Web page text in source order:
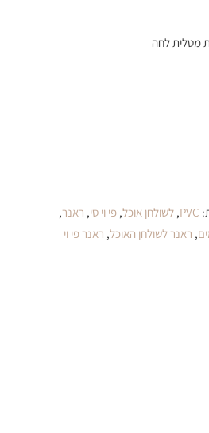
מטלית לחה
PVC
,לשולחן אוכל,פי וי סי, ראנר,
, ראנר לשולחן האוכל, ראנר פי וי